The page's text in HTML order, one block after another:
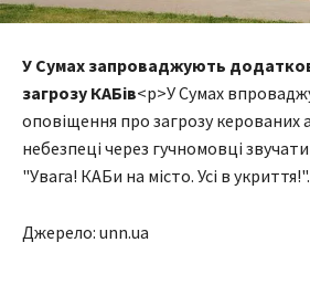
У Сумах запроваджують
загрозу КАБів<p>У Сумах
оповіщення про загрозу керованих
небезпеці через гучномовці
"Увага! КАБи на місто. Усі в
Джерело: unn.ua